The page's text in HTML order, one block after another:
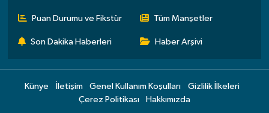
Puan Durumu ve Fikstür Tüm Manşetler
Son Dakika Haberleri Haber Arşivi
Künye İletişim Genel Kullanım Koşulları
Gizlilik İlkeleri
Çerez Politikası
Hakkımızda